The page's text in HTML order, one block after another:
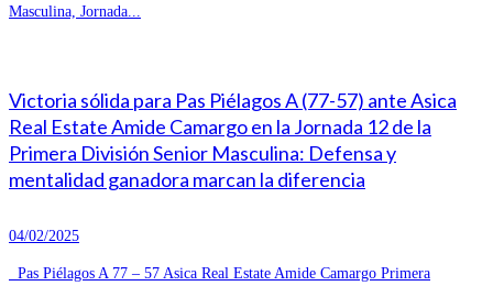
Masculina, Jornada...
Victoria sólida para Pas Piélagos A (77-57) ante Asica
Real Estate Amide Camargo en la Jornada 12 de la
Primera División Senior Masculina: Defensa y
mentalidad ganadora marcan la diferencia
04/02/2025
Pas Piélagos A 77 – 57 Asica Real Estate Amide Camargo Primera